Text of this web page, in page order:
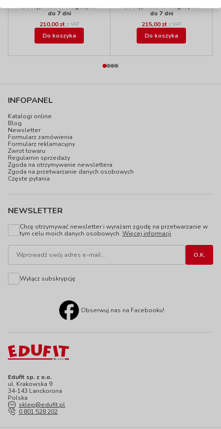
DostępnośćW magazynie
do 7 dni
210,00 zł z VAT
Do koszyka
DostępnośćW magazynie
do 7 dni
215,00 zł z VAT
Do koszyka
Edufit sp. z o.o.
ul. Krakowska 9
34-143 Lanckorona
Polska
sklep@edufit.pl
0 801 528 202
INFOPANEL
Katalogi online
Blog
Newsletter
Formularz zamówienia
Formularz reklamacyjny
Zwrot towaru
Regulamin sprzedaży
Zgoda na otrzymywanie newslettera
Zgoda na przetwarzanie danych osobowych
Częste pytania
NEWSLETTER
Chcę otrzymywać newsletter i wyrażam zgodę na przetwarzanie w
tym celu moich danych osobowych. Więcej informacji
Wyłącz subskrypcję
Obserwuj nas na Facebooku!